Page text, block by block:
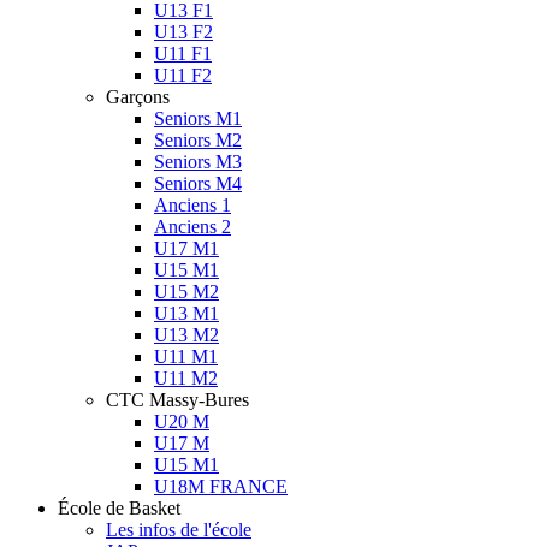
U13 F1
U13 F2
U11 F1
U11 F2
Garçons
Seniors M1
Seniors M2
Seniors M3
Seniors M4
Anciens 1
Anciens 2
U17 M1
U15 M1
U15 M2
U13 M1
U13 M2
U11 M1
U11 M2
CTC Massy-Bures
U20 M
U17 M
U15 M1
U18M FRANCE
École de Basket
Les infos de l'école